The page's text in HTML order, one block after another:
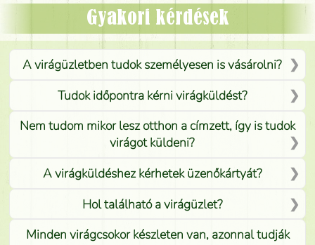
Mónika
Gyakori kérdések
A virágüzletben tudok személyesen is vásárolni?
Tudok időpontra kérni virágküldést?
Nem tudom mikor lesz otthon a címzett, így is tudok
virágot küldeni?
A virágküldéshez kérhetek üzenőkártyát?
Hol található a virágüzlet?
Minden virágcsokor készleten van, azonnal tudják